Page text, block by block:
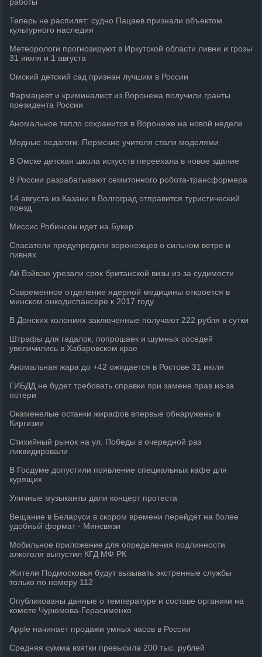
Теперь не распилят: судно Пацаев признали объектом
культурного наследия
Метеорологи прогнозируют в Иркутской области ливни и грозы
31 июля и 1 августа
Омский детский сад признан лучшим в России
Фармацевт и криминалист из Воронежа получили гранты
президента России
Аномальное тепло сохранится в Воронеже на новой неделе
Модные педагоги. Пермские учителя стали моделями
В Омске детская школа искусств переехала в новое здание
В России разрабатывают семитонного робота-трансформера
14 августа из Казани в Волгоград отправится туристический
поезд
Миссис Робинсон идет на Букер
Спасатели предупредили воронежцев о сильном ветре и
ливнях
Ай Вэйвэю урезали срок британской визы из-за судимости
Современное отделение ядерной медицины откроется в
минском онкодиспансере к 2017 году
В Донских колониях заключенные получают 222 рубля в сутки
Штрафы для гадалок, попрошаек и шумных соседей
увеличились в Хабаровском крае
Аномальная жара до +42 ожидается в Ростове 31 июля
ГИБДД не будет требовать справки при замене прав из-за
потери
Окаменелые останки жирафов впервые обнаружены в
Киргизии
Стихийный рынок на ул. Победы в очередной раз
ликвидировали
В Госдуме допустили появление специальных кафе для
курящих
Уличные музыканты дали концерт протеста
Вещание в Беларуси в скором времени перейдет на более
удобный формат - Минсвязи
Мобильное приложение для определения подлинности
алкоголя выпустил КГД МФ РК
Жители Подмосковья будут вызывать экстренные службы
только по номеру 112
Опубликованы данные о температуре и составе органики на
комете Чурюмова-Герасименко
Apple начинает продажи умных часов в России
Средняя сумма взятки превысила 200 тыс. рублей